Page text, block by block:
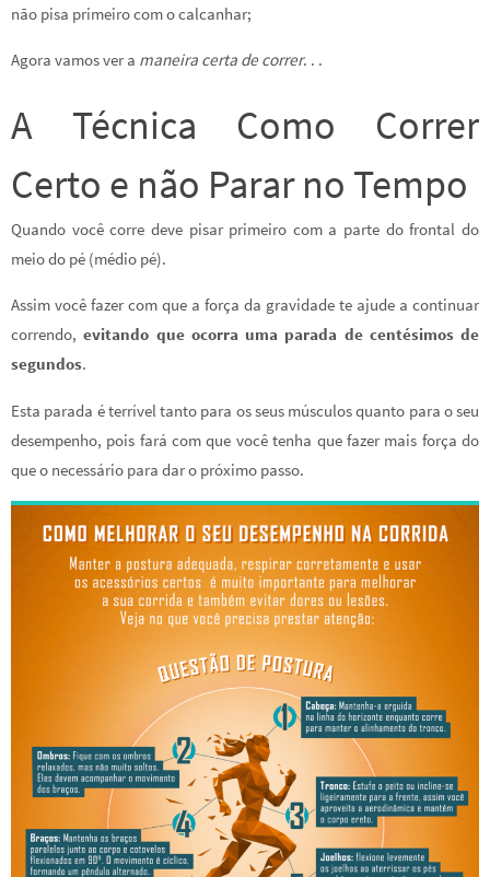
não pisa primeiro com o calcanhar;
Agora vamos ver a maneira certa de correr. . .
A Técnica Como Correr
Certo e não Parar no Tempo
Quando você corre deve pisar primeiro com a parte do frontal do
meio do pé (médio pé).
Assim você fazer com que a força da gravidade te ajude a continuar
correndo,evitando que ocorra uma parada de centésimos de
segundos.
Esta parada é terrível tanto para os seus músculos quanto para o seu
desempenho, pois fará com que você tenha que fazer mais força do
que o necessário para dar o próximo passo.